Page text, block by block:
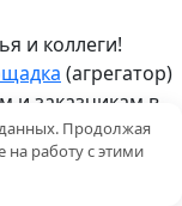
и коллеги!
(агрегатор)
и заказчикам в
друга.
данных. Продолжая
на работу с этими